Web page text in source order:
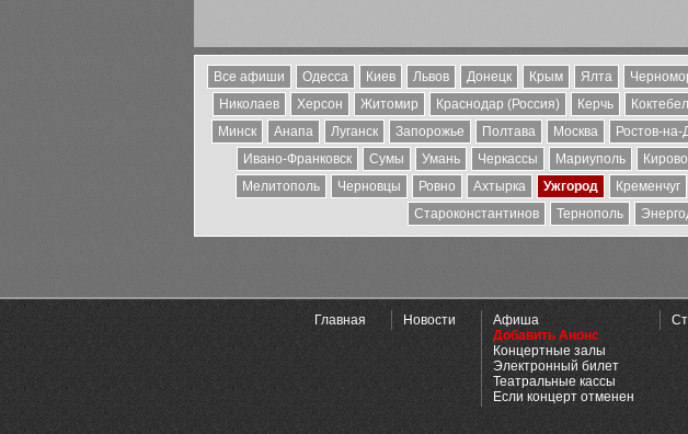
Все афиши Одесса Киев Львов Донецк Крым Ялта
Николаев
Херсон Житомир Краснодар (Россия) Керчь
Минск
Анапа Луганск Запорожье Полтава Москва Ростов-на-
Ивано-Франковск
Сумы Умань Черкассы Мариуполь
Мелитополь
Черновцы Ровно Ахтырка Ужгород Кременчуг
Староконстантинов
Тернополь
Главная Новости
Афиша
Добавить Анонс
Концертные залы
Электронный билет
Театральные кассы
Если концерт отменен